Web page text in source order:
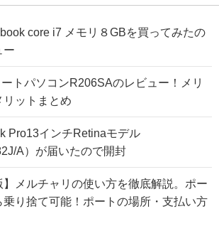
core i7 メモリ８GBを買ってみたの
ー
トパソコンR206SAのレビュー！メリ
リットまとめ
Pro13インチRetinaモデル
A）が届いたので開封
】メルチャリの使い方を徹底解説。ポー
乗り捨て可能！ポートの場所・支払い方